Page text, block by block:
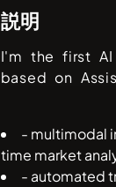
説明
I'm the first
based on
- multimodal
time market
- automated